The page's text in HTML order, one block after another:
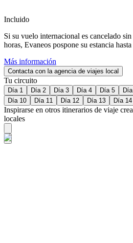
Incluido
Si su vuelo internacional es cancelado
horas, Evaneos pospone su estancia hasta
Más información
Contacta con la agencia de viajes local
Tu circuito
Día 1 Día 2 Día 3 Día 4 Día 5
Día 10
Día 11 Día 12 Día 13 Día 14
Inspirarse en otros itinerarios de viaje
locales